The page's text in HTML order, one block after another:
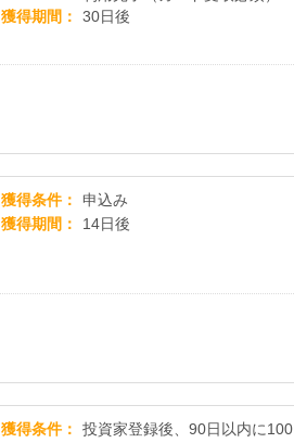
獲得期間
30日後
獲得条件
申込み
獲得期間
14日後
獲得条件
投資家登録後、90日以内に100